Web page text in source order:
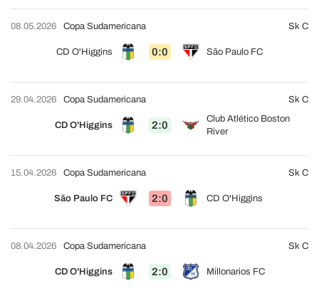
08.05.2026
CD O'Higgins 0:0 São Paulo FC
Copa Sudamericana Sk C
29.04.2026
CD O'Higgins 2:0
Club Atlético Boston
River
Copa Sudamericana Sk C
15.04.2026
São Paulo FC 2:0 CD O'Higgins
Copa Sudamericana Sk C
08.04.2026
CD O'Higgins 2:0 Millonarios FC
Copa Sudamericana Sk C